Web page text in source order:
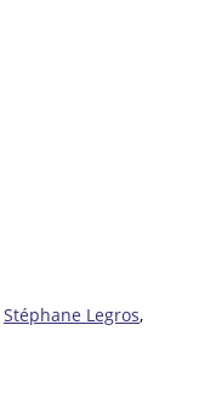
Stéphane Legros,